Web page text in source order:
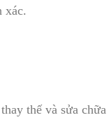
xác.
thế và sửa chữa